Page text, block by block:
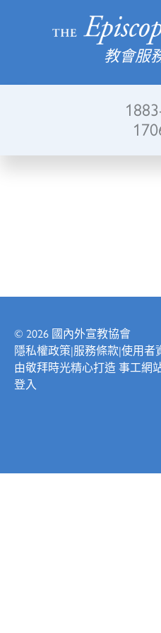
教會服
© 2026 國內外宣教協會
隱私權政策|服務條款|使用者
由敬拜時光精心打造 事工網
登入